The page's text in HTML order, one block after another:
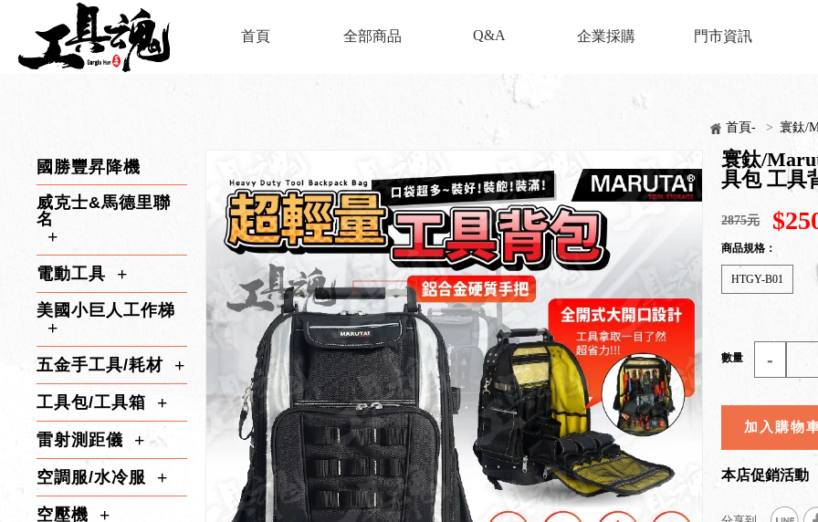
首頁 全部商品 Q&A 企業採購 門市資訊
首頁- > 寰鈦/
國勝豐昇降機
威克士&馬德里聯
名
電動工具
美國小巨人工作梯
五金手工具/耗材
工具包/工具箱
雷射測距儀
空調服/水冷服
空壓機
寰鈦/
具包 工具
2875元
商品規格：
HTGY-B01
數量 -
加入購物
本店促銷活動